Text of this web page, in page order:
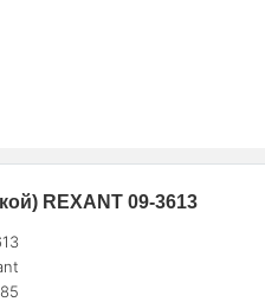
REXANT 09-3613